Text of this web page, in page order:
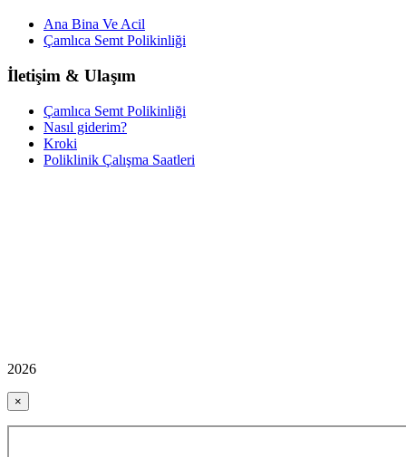
Ana Bina Ve Acil
Çamlıca Semt Polikinliği
İletişim & Ulaşım
Çamlıca Semt Polikinliği
Nasıl giderim?
Kroki
Poliklinik Çalışma Saatleri
2026
×